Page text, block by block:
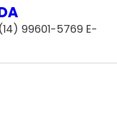
99601-5769 E-